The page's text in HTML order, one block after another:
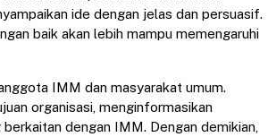
ide dengan jelas dan persuasif.
baik akan lebih mampu memengaruhi
IMM dan masyarakat umum.
organisasi, menginformasikan
dengan IMM. Dengan demikian,